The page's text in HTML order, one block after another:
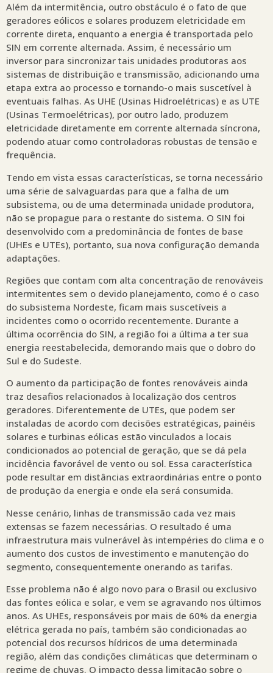
Além da intermitência, outro obstáculo é o fato de que
geradores eólicos e solares produzem eletricidade em
corrente direta, enquanto a energia é transportada pelo
SIN em corrente alternada. Assim, é necessário um
inversor para sincronizar tais unidades produtoras aos
sistemas de distribuição e transmissão, adicionando uma
etapa extra ao processo e tornando-o mais suscetível à
eventuais falhas. As UHE (Usinas Hidroelétricas) e as UTE
(Usinas Termoelétricas), por outro lado, produzem
eletricidade diretamente em corrente alternada síncrona,
podendo atuar como controladoras robustas de tensão e
frequência.
Tendo em vista essas características, se torna necessário
uma série de salvaguardas para que a falha de um
subsistema, ou de uma determinada unidade produtora,
não se propague para o restante do sistema. O SIN foi
desenvolvido com a predominância de fontes de base
(UHEs e UTEs), portanto, sua nova configuração demanda
adaptações.
Regiões que contam com alta concentração de renováveis
intermitentes sem o devido planejamento, como é o caso
do subsistema Nordeste, ficam mais suscetíveis a
incidentes como o ocorrido recentemente. Durante a
última ocorrência do SIN, a região foi a última a ter sua
energia reestabelecida, demorando mais que o dobro do
Sul e do Sudeste.
O aumento da participação de fontes renováveis ainda
traz desafios relacionados à localização dos centros
geradores. Diferentemente de UTEs, que podem ser
instaladas de acordo com decisões estratégicas, painéis
solares e turbinas eólicas estão vinculados a locais
condicionados ao potencial de geração, que se dá pela
incidência favorável de vento ou sol. Essa característica
pode resultar em distâncias extraordinárias entre o ponto
de produção da energia e onde ela será consumida.
Nesse cenário, linhas de transmissão cada vez mais
extensas se fazem necessárias. O resultado é uma
infraestrutura mais vulnerável às intempéries do clima e o
aumento dos custos de investimento e manutenção do
segmento, consequentemente onerando as tarifas.
Esse problema não é algo novo para o Brasil ou exclusivo
das fontes eólica e solar, e vem se agravando nos últimos
anos. As UHEs, responsáveis por mais de 60% da energia
elétrica gerada no país, também são condicionadas ao
potencial dos recursos hídricos de uma determinada
região, além das condições climáticas que determinam o
regime de chuvas. O impacto dessa limitação sobre o